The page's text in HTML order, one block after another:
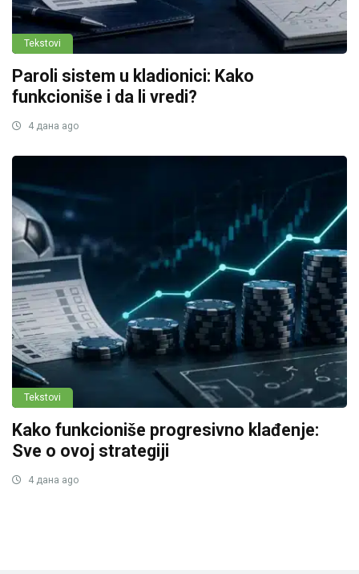
Tekstovi
Paroli sistem u kladionici: Kako
funkcioniše i da li vredi?
4 дана ago
Tekstovi
Kako funkcioniše progresivno klađenje:
Sve o ovoj strategiji
4 дана ago